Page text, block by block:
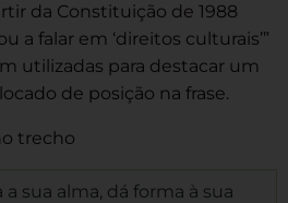
da Constituição de 1988
a falar em ‘direitos culturais’”
utilizadas para destacar um
de posição na frase.
trecho
sua alma, dá forma à sua